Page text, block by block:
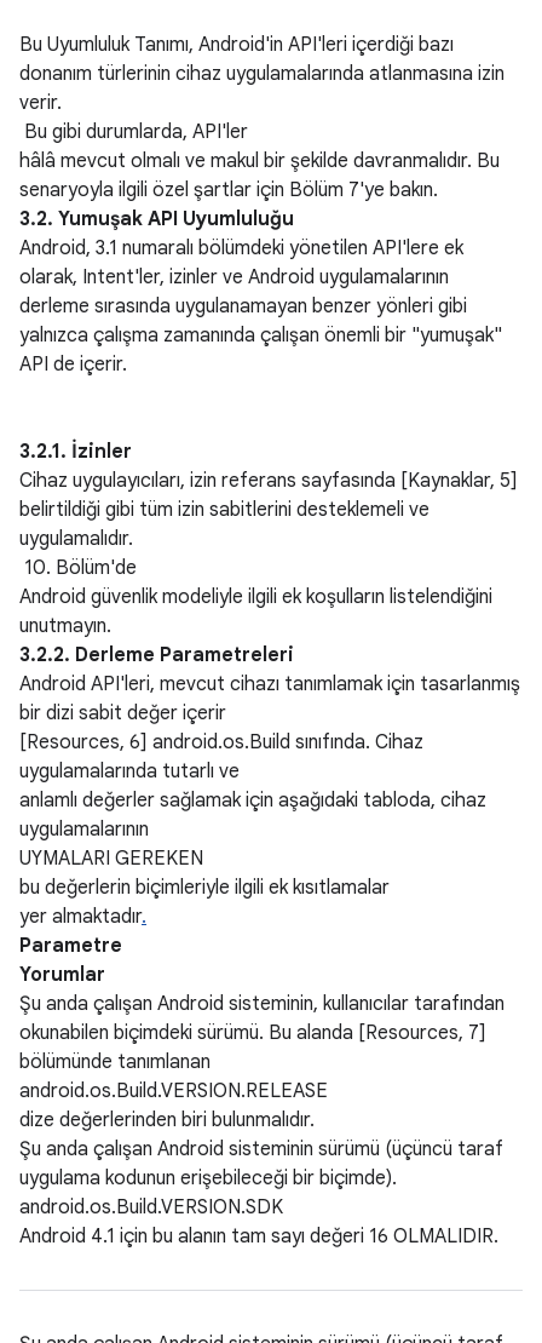
Bu Uyumluluk Tanımı, Android'in API'leri içerdiği bazı
donanım türlerinin cihaz uygulamalarında atlanmasına izin
verir.
Bu gibi durumlarda, API'ler
hâlâ mevcut olmalı ve makul bir şekilde davranmalıdır. Bu
senaryoyla ilgili özel şartlar için Bölüm 7'ye bakın.
3.2. Yumuşak API Uyumluluğu
Android, 3.1 numaralı bölümdeki yönetilen API'lere ek
olarak, Intent'ler, izinler ve Android uygulamalarının
derleme sırasında uygulanamayan benzer yönleri gibi
yalnızca çalışma zamanında çalışan önemli bir "yumuşak"
API de içerir.
3.2.1. İzinler
Cihaz uygulayıcıları, izin referans sayfasında [Kaynaklar, 5]
belirtildiği gibi tüm izin sabitlerini desteklemeli ve
uygulamalıdır.
10. Bölüm'de
Android güvenlik modeliyle ilgili ek koşulların listelendiğini
unutmayın.
3.2.2. Derleme Parametreleri
Android API'leri, mevcut cihazı tanımlamak için tasarlanmış
bir dizi sabit değer içerir
[Resources, 6] android.os.Build sınıfında. Cihaz
uygulamalarında tutarlı ve
anlamlı değerler sağlamak için aşağıdaki tabloda, cihaz
uygulamalarının
UYMALARI GEREKEN
bu değerlerin biçimleriyle ilgili ek kısıtlamalar
yer almaktadır.
Parametre
Yorumlar
Şu anda çalışan Android sisteminin, kullanıcılar tarafından
okunabilen biçimdeki sürümü. Bu alanda [Resources, 7]
bölümünde tanımlanan
android.os.Build.VERSION.RELEASE
dize değerlerinden biri bulunmalıdır.
Şu anda çalışan Android sisteminin sürümü (üçüncü taraf
uygulama kodunun erişebileceği bir biçimde).
android.os.Build.VERSION.SDK
Android 4.1 için bu alanın tam sayı değeri 16 OLMALIDIR.